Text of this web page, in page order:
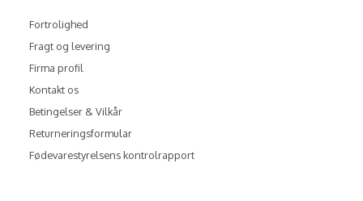
Fortrolighed
Fragt og levering
Firma profil
Kontakt os
Betingelser & Vilkår
Returneringsformular
Fødevarestyrelsens kontrolrapport